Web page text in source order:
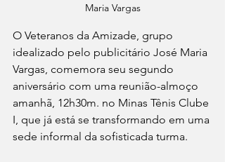
Maria Vargas
O Veteranos da Amizade, grupo
idealizado pelo publicitário José Maria
Vargas, comemora seu segundo
aniversário com uma reunião-almoço
amanhã, 12h30m. no Minas Tênis Clube
I, que já está se transformando em uma
sede informal da sofisticada turma.